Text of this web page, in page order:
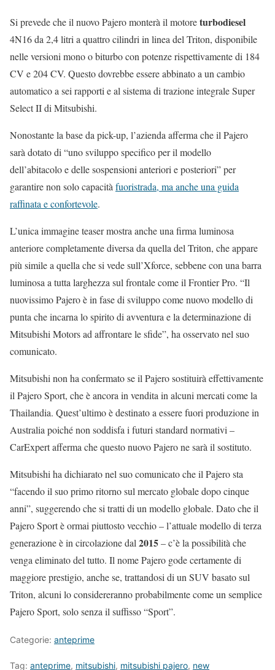
Si prevede che il nuovo Pajero monterà il motoreturbodiesel
4N16 da 2,4 litri a quattro cilindri in linea del Triton, disponibile
nelle versioni mono o biturbo con potenze rispettivamente di 184
CV e 204 CV. Questo dovrebbe essere abbinato a un cambio
automatico a sei rapporti e al sistema di trazione integrale Super
Select II di Mitsubishi.
Nonostante la base da pick-up, l’azienda afferma che il Pajero
sarà dotato di “uno sviluppo specifico per il modello
dell’abitacolo e delle sospensioni anteriori e posteriori” per
garantire non solo capacità fuoristrada, ma anche una guida
raffinata e confortevole.
L’unica immagine teaser mostra anche una firma luminosa
anteriore completamente diversa da quella del Triton, che appare
più simile a quella che si vede sull’Xforce, sebbene con una barra
luminosa a tutta larghezza sul frontale come il Frontier Pro. “Il
nuovissimo Pajero è in fase di sviluppo come nuovo modello di
punta che incarna lo spirito di avventura e la determinazione di
Mitsubishi Motors ad affrontare le sfide”, ha osservato nel suo
comunicato.
Mitsubishi non ha confermato se il Pajero sostituirà effettivamente
il Pajero Sport, che è ancora in vendita in alcuni mercati come la
Thailandia. Quest’ultimo è destinato a essere fuori produzione in
Australia poiché non soddisfa i futuri standard normativi –
CarExpert afferma che questo nuovo Pajero ne sarà il sostituto.
Mitsubishi ha dichiarato nel suo comunicato che il Pajero sta
“facendo il suo primo ritorno sul mercato globale dopo cinque
anni”, suggerendo che si tratti di un modello globale. Dato che il
Pajero Sport è ormai piuttosto vecchio – l’attuale modello di terza
generazione è in circolazione dal 2015– c’è la possibilità che
venga eliminato del tutto. Il nome Pajero gode certamente di
maggiore prestigio, anche se, trattandosi di un SUV basato sul
Triton, alcuni lo considereranno probabilmente come un semplice
Pajero Sport, solo senza il suffisso “Sport”.
Categorie: anteprime
Tag: anteprime, mitsubishi, mitsubishi pajero, new